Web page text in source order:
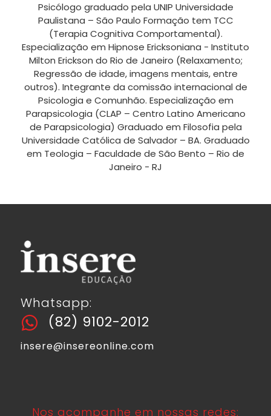
Psicólogo graduado pela UNIP Universidade
Paulistana – São Paulo Formação tem TCC
(Terapia Cognitiva Comportamental).
Especialização em Hipnose Ericksoniana - Instituto
Milton Erickson do Rio de Janeiro (Relaxamento;
Regressão de idade, imagens mentais, entre
outros). Integrante da comissão internacional de
Psicologia e Comunhão. Especialização em
Parapsicologia (CLAP – Centro Latino Americano
de Parapsicologia) Graduado em Filosofia pela
Universidade Católica de Salvador – BA. Graduado
em Teologia – Faculdade de São Bento – Rio de
Janeiro - RJ
Whatsapp:
(82) 9102-2012
insere@insereonline.com
Nos acompanhe em nossas redes: